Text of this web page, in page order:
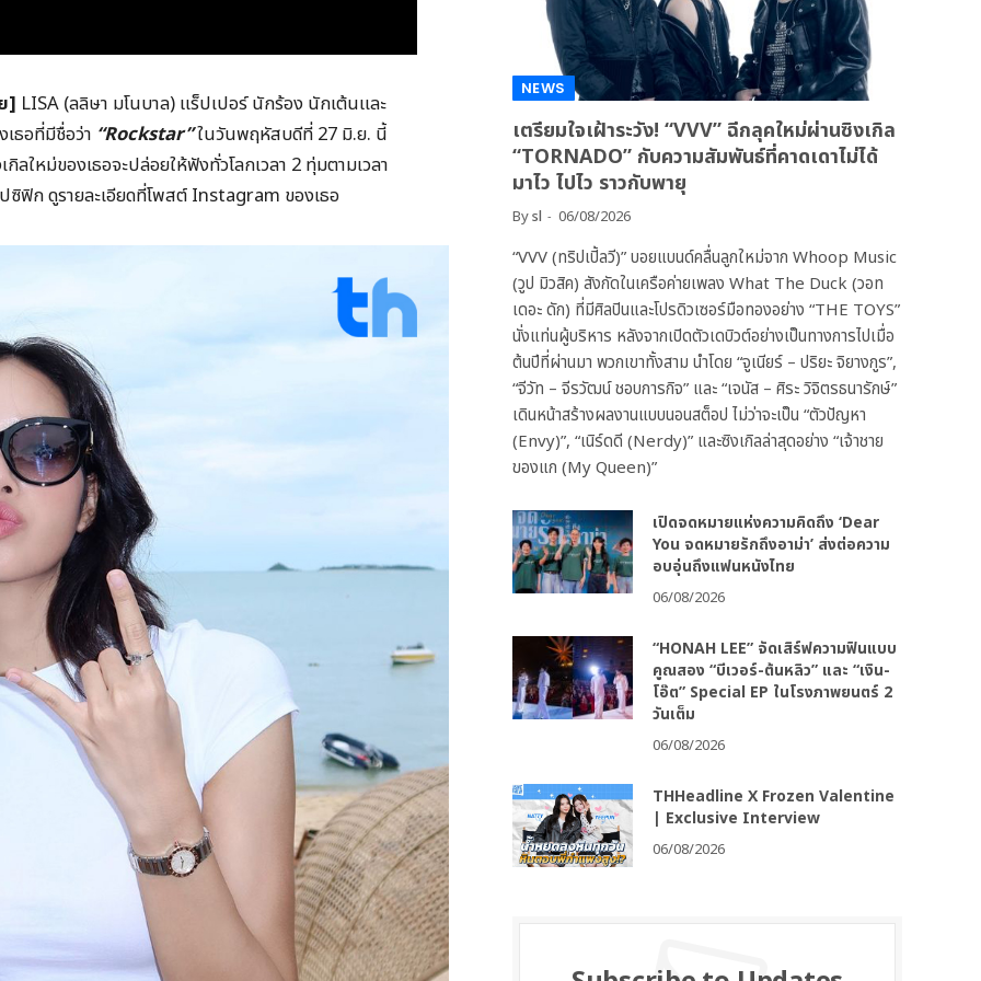
] LISA (ลลิษา มโนบาล) แร็ปเปอร์ นักร้อง นักเต้นและ
เธอที่มีชื่อว่า “Rockstar”ในวันพฤหัสบดีที่ 27 มิ.ย. นี้
กิลใหม่ของเธอจะปล่อยให้ฟังทั่วโลกเวลา 2 ทุ่มตามเวลา
ซิฟิก ดูรายละเอียดที่โพสต์ Instagram ของเธอ
NEWS
เตรียมใจเฝ้าระวัง! “VVV” ฉีกลุคใหม่ผ่านซิงเกิล
“TORNADO” กับความสัมพันธ์ที่คาดเดาไม่ได้
มาไว ไปไว ราวกับพายุ
Bysl 06/08/2026
“VVV (ทริปเปิ้ลวี)” บอยแบนด์คลื่นลูกใหม่จาก Whoop Music
(วูป มิวสิค) สังกัดในเครือค่ายเพลง What The Duck (วอท
เดอะ ดัก) ที่มีศิลปินและโปรดิวเซอร์มือทองอย่าง “THE TOYS”
นั่งแท่นผู้บริหาร หลังจากเปิดตัวเดบิวต์อย่างเป็นทางการไปเมื่อ
ต้นปีที่ผ่านมา พวกเขาทั้งสาม นำโดย “จูเนียร์ – ปริยะ จิยางกูร”,
“จีวัท – จีรวัฒน์ ชอบการกิจ” และ “เจนัส – ศิระ วิจิตรธนารักษ์”
เดินหน้าสร้างผลงานแบบนอนสต็อป ไม่ว่าจะเป็น “ตัวปัญหา
(Envy)”, “เนิร์ดดี (Nerdy)” และซิงเกิลล่าสุดอย่าง “เจ้าชาย
ของแก (My Queen)”
เปิดจดหมายแห่งความคิดถึง ‘Dear
You จดหมายรักถึงอาม่า’ ส่งต่อความ
อบอุ่นถึงแฟนหนังไทย
06/08/2026
“HONAH LEE” จัดเสิร์ฟความฟินแบบ
คูณสอง “บีเวอร์-ต้นหลิว” และ “เงิน-
โอ๊ต” Special EP ในโรงภาพยนตร์ 2
วันเต็ม
06/08/2026
THHeadline X Frozen Valentine
| Exclusive Interview
06/08/2026